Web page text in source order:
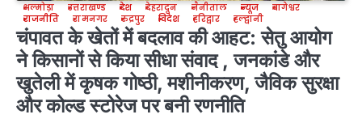
अल्मोड़ा उत्तराखण्ड देश देहरादून नैनीताल न्यूज
बागेश्वर
राजनीति
रामनगर रुद्रपुर विदेश हरिद्वार हल्द्वानी
चंपावत के खेतों में बदलाव की आहट: सेतु आयोग
ने किसानों से किया सीधा संवाद , जनकांडे और
खुतेली में कृषक गोष्ठी, मशीनीकरण, जैविक सुरक्षा
और कोल्ड स्टोरेज पर बनी रणनीति